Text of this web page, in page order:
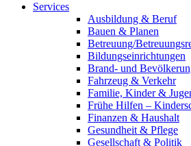
Services
Ausbildung & Beruf
Bauen & Planen
Betreuung/
Bildungseinrichtungen
Brand- und
Fahrzeug & Verkehr
Familie, Kinder &
Frühe Hilfen –
Finanzen & Haushalt
Gesundheit & Pflege
Gesellschaft & Politik